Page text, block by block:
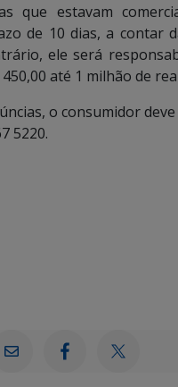
que estavam
de 10 dias, a contar
ele será
até 1 milhão de
o consumidor
5220.